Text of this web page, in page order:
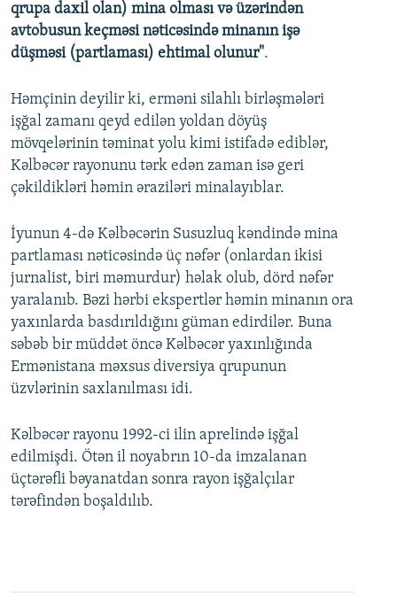
qrupa daxil olan) mina olması və üzərindən
avtobusun keçməsi nəticəsində minanın işə
düşməsi (partlaması) ehtimal olunur".
Həmçinin deyilir ki, erməni silahlı birləşmələri
işğal zamanı qeyd edilən yoldan döyüş
mövqelərinin təminat yolu kimi istifadə ediblər,
Kəlbəcər rayonunu tərk edən zaman isə geri
çəkildikləri həmin əraziləri minalayıblar.
İyunun 4-də Kəlbəcərin Susuzluq kəndində mina
partlaması nəticəsində üç nəfər (onlardan ikisi
jurnalist, biri məmurdur) həlak olub, dörd nəfər
yaralanıb. Bəzi hərbi ekspertlər həmin minanın ora
yaxınlarda basdırıldığını güman edirdilər. Buna
səbəb bir müddət öncə Kəlbəcər yaxınlığında
Ermənistana məxsus diversiya qrupunun
üzvlərinin saxlanılması idi.
Kəlbəcər rayonu 1992-ci ilin aprelində işğal
edilmişdi. Ötən il noyabrın 10-da imzalanan
üçtərəfli bəyanatdan sonra rayon işğalçılar
tərəfindən boşaldılıb.